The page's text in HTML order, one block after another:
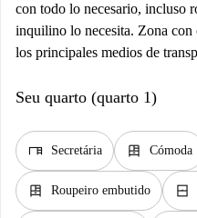
con todo lo necesario, incluso
inquilino lo necesita. Zona con
los principales medios de
Seu quarto (quarto 1)
desk Secretária dresser Cómoda
dresser Roupeiro embutido window_closed